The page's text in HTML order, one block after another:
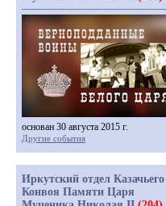
основан 30 августа 2015 г.
Другие события
Иркутский отдел Казачьего
Конвоя Памяти Царя